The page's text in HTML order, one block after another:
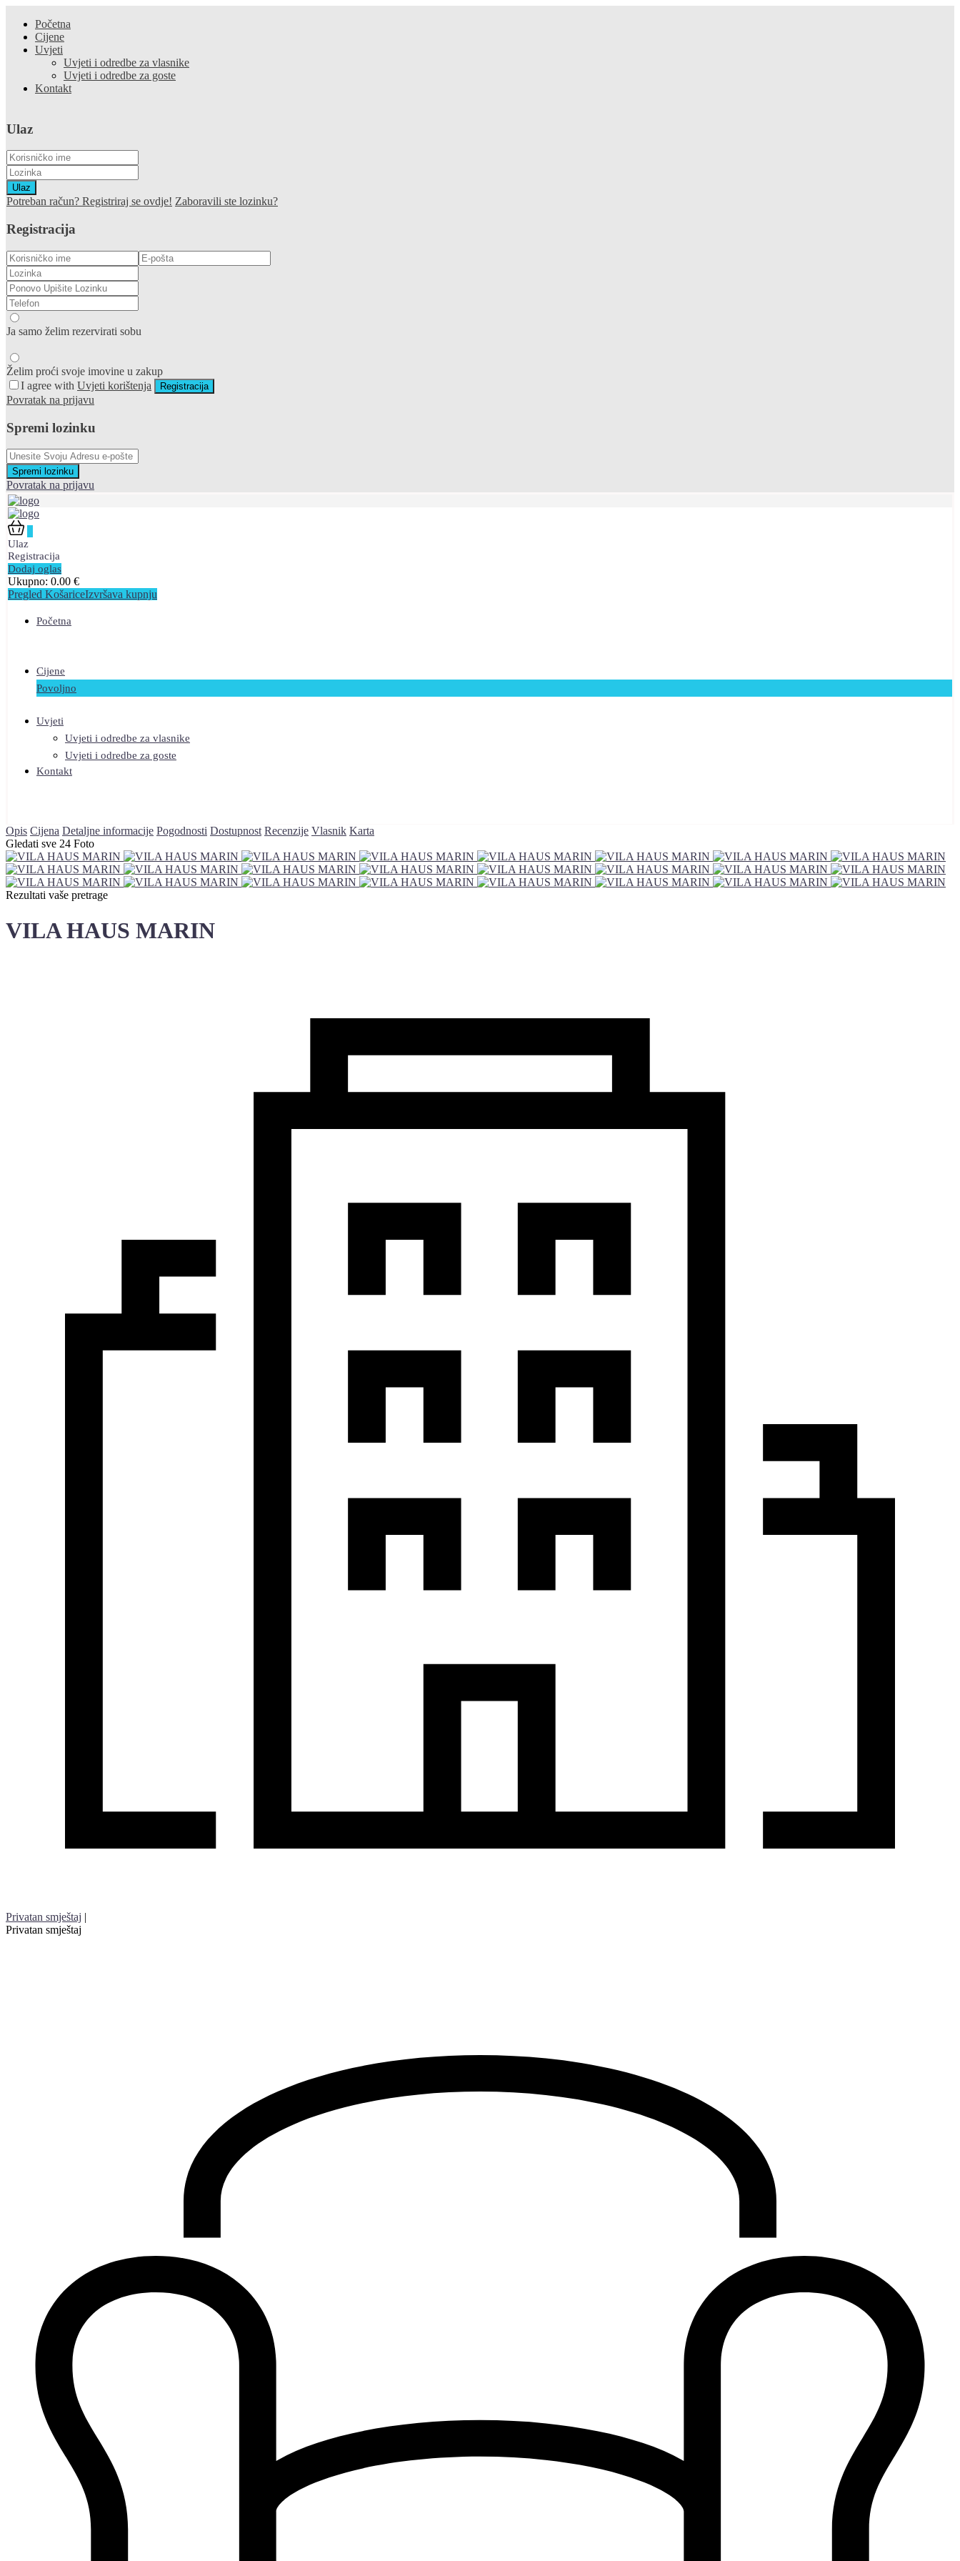
Početna
Cijene
Uvjeti
Uvjeti i odredbe za vlasnike
Uvjeti i odredbe za goste
Kontakt
Ulaz
Ulaz
Potreban račun? Registriraj se ovdje! Zaboravili ste lozinku?
Registracija
Ja samo želim rezervirati sobu
Želim proći svoje imovine u zakup
I agree with Uvjeti korištenja Registracija
Povratak na prijavu
Spremi lozinku
Spremi lozinku
Povratak na prijavu
Ulaz
Registracija
Dodaj oglas
Ukupno: 0.00 €
Pregled KošariceIzvršava kupnju
Početna
Cijene
Povoljno
Uvjeti
Uvjeti i odredbe za vlasnike
Uvjeti i odredbe za goste
Kontakt
Opis Cijena Detaljne informacije Pogodnosti Dostupnost Recenzije Vlasnik Karta
Gledati sve 24 Foto
Rezultati vaše pretrage
VILA HAUS MARIN
Privatan smještaj |
Privatan smještaj